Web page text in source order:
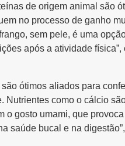
de origem animal são
no processo de ganho
sem pele, é uma
após a atividade física”,
ótimos aliados para
Nutrientes como o cálcio
o gosto umami, que
saúde bucal e na